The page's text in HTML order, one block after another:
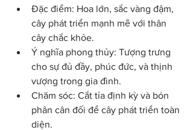
Đặc điểm: Hoa lớn, sắc vàng đậm,
cây phát triển mạnh mẽ với thân
cây chắc khỏe.
Ý nghĩa phong thủy: Tượng trưng
cho sự đủ đầy, phúc đức, và thịnh
vượng trong gia đình.
Chăm sóc: Cắt tỉa định kỳ và bón
phân cân đối để cây phát triển toàn
diện.